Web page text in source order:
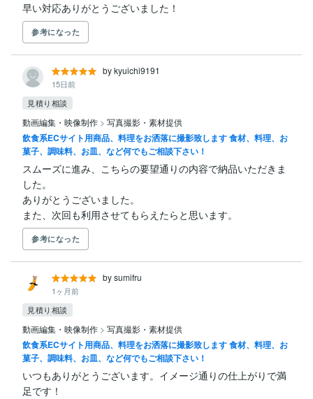
早い対応ありがとうございました！
参考になった
by kyuichi9191
15日前
見積り相談
動画編集・映像制作 > 写真撮影・素材提供
飲食系ECサイト用商品、料理をお洒落に撮影致します 食材、料理、お
菓子、調味料、お皿、など何でもご相談下さい！
スムーズに進み、こちらの要望通りの内容で納品いただきま
した。
ありがとうございました。
また、次回も利用させてもらえたらと思います。
参考になった
by sumifru
1ヶ月前
見積り相談
動画編集・映像制作 > 写真撮影・素材提供
飲食系ECサイト用商品、料理をお洒落に撮影致します 食材、料理、お
菓子、調味料、お皿、など何でもご相談下さい！
いつもありがとうございます。イメージ通りの仕上がりで満
足です！